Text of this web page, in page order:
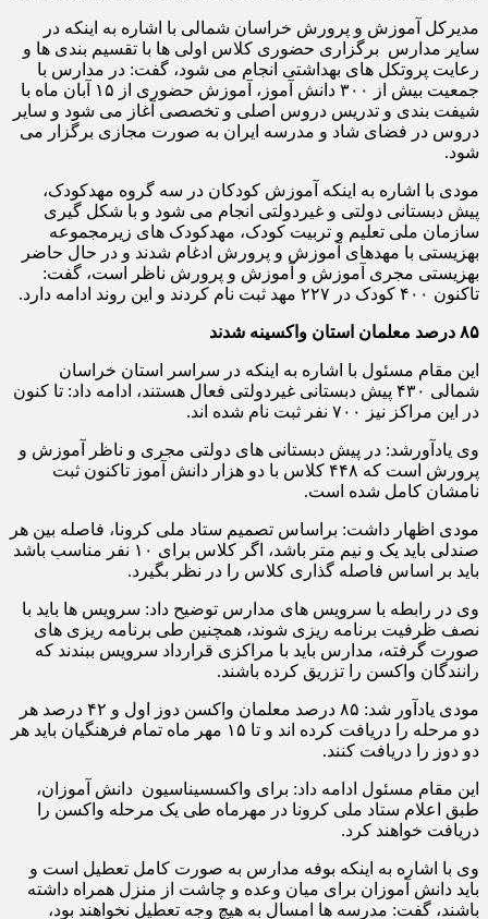
مدیرکل آموزش و پرورش خراسان شمالی با اشاره به اینکه در
سایر مدارس برگزاری حضوری کلاس اولی ها با تقسیم بندی ها و
رعایت پروتکل های بهداشتی انجام می شود، گفت: در مدارس با
جمعیت بیش از ۳۰۰ دانش آموز، آموزش حضوری از ۱۵ آبان ماه با
شیفت بندی و تدریس دروس اصلی و تخصصی آغاز می شود و سایر
دروس در فضای شاد و مدرسه ایران به صورت مجازی برگزار می
شود.
مودی با اشاره به اینکه آموزش کودکان در سه گروه مهدکودک،
پیش دبستانی دولتی و غیردولتی انجام می شود و با شکل گیری
سازمان ملی تعلیم و تربیت کودک، مهدکودک های زیرمجموعه
بهزیستی با مهدهای آموزش و پرورش ادغام شدند و در حال حاضر
بهزیستی مجری آموزش و آموزش و پرورش ناظر است، گفت:
تاکنون ۴۰۰ کودک در ۲۲۷ مهد ثبت نام کردند و این روند ادامه دارد
.
۸۵ درصد معلمان استان واکسینه شدند
این مقام مسئول با اشاره به اینکه در سراسر استان خراسان
شمالی ۴۳۰ پیش دبستانی غیردولتی فعال هستند، ادامه داد: تا کنون
در این مراکز نیز ۷۰۰ نفر ثبت نام شده اند
.
وی یادآورشد: در پیش دبستانی های دولتی مجری و ناظر آموزش و
پرورش است که ۴۴۸ کلاس با دو هزار دانش آموز تاکنون ثبت
نامشان کامل شده است.
مودی اظهار داشت: براساس تصمیم ستاد ملی کرونا، فاصله بین هر
صندلی باید یک و نیم متر باشد، اگر کلاس برای ۱۰ نفر مناسب باشد
باید بر اساس فاصله گذاری کلاس را در نظر بگیرد.
وی در رابطه با سرویس های مدارس توضیح داد: سرویس ها باید با
نصف ظرفیت برنامه ریزی شوند، همچنین طی برنامه ریزی های
صورت گرفته، مدارس باید با مراکزی قرارداد سرویس ببندند که
رانندگان واکسن را تزریق کرده باشند.
مودی یادآور شد: ۸۵ درصد معلمان واکسن دوز اول و ۴۲ درصد هر
دو مرحله را دریافت کرده اند و تا ۱۵ مهر ماه تمام فرهنگیان باید هر
دو دوز را دریافت کنند.
این مقام مسئول ادامه داد: برای واکسسیناسیون دانش آموزان،
طبق اعلام ستاد ملی کرونا در مهرماه طی یک مرحله واکسن را
دریافت خواهند کرد.
وی با اشاره به اینکه بوفه مدارس به صورت کامل تعطیل است و
باید دانش آموزان برای میان وعده و چاشت از منزل همراه داشته
باشند، گفت: مدرسه ها امسال به هیچ وجه تعطیل نخواهند بود،